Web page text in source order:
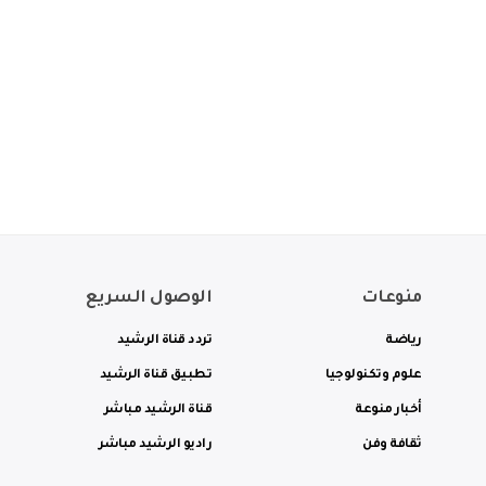
منوعات
رياضة
علوم وتكنولوجيا
أخبار منوعة
ثقافة وفن
الوصول السريع
تردد قناة الرشيد
تطبيق قناة الرشيد
قناة الرشيد مباشر
راديو الرشيد مباشر